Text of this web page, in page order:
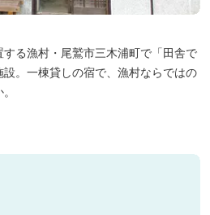
る漁村・尾鷲市三木浦町で「田舎で
。一棟貸しの宿で、漁村ならではの